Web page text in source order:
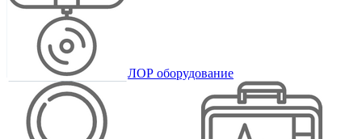
ЛОР оборудование